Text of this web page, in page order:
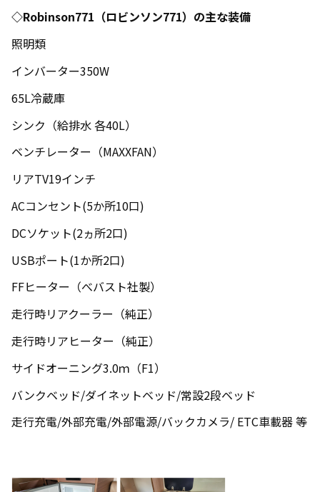
◇Robinson771 （ロビンソン771）の主な装備
照明類
インバーター350W
65L冷蔵庫
シンク（給排水 各40L）
ベンチレーター（MAXXFAN）
リアTV19インチ
ACコンセント(5か所10口)
DCソケット(2ヵ所2口)
USBポート(1か所2口)
FFヒーター（べバスト社製）
走行時リアクーラー（純正）
走行時リアヒーター（純正）
サイドオーニング3.0ｍ（F1）
バンクベッド/ダイネットベッド/常設2段ベッド
走行充電/外部充電/外部電源/バックカメラ/ ETC車載器 等